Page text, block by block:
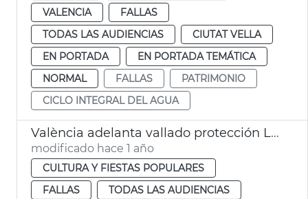
VALENCIA
FALLAS
TODAS LAS AUDIENCIAS
CIUTAT VELLA
EN PORTADA
EN PORTADA TEMÁTICA
NORMAL
FALLAS
PATRIMONIO
CICLO INTEGRAL DEL AGUA
València adelanta vallado protección Llotja para Fallas
modificado hace 1 año
CULTURA Y FIESTAS POPULARES
FALLAS
TODAS LAS AUDIENCIAS